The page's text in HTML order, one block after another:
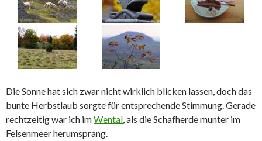
Die Sonne hat sich zwar nicht wirklich blicken lassen, doch das
bunte Herbstlaub sorgte für entsprechende Stimmung. Gerade
rechtzeitig war ich imWental, als die Schafherde munter im
Felsenmeer herumsprang.